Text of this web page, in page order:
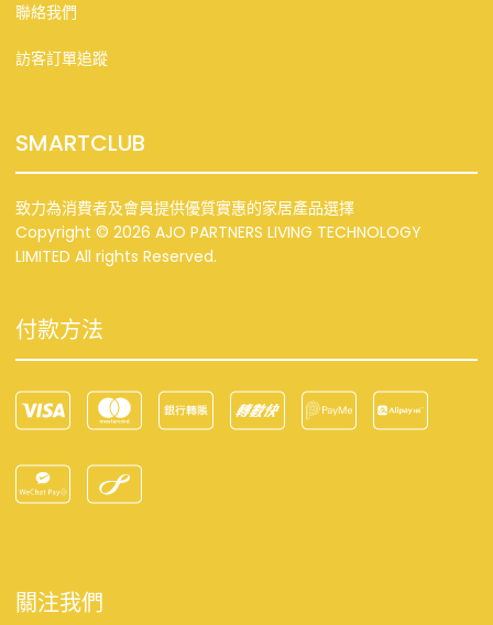
聯絡我們
訪客訂單追蹤
SMARTCLUB
致力為消費者及會員提供優質實惠的家居產品選擇
Copyright © 2026 AJO PARTNERS LIVING TECHNOLOGY
LIMITED All rights Reserved.
付款方法
關注我們